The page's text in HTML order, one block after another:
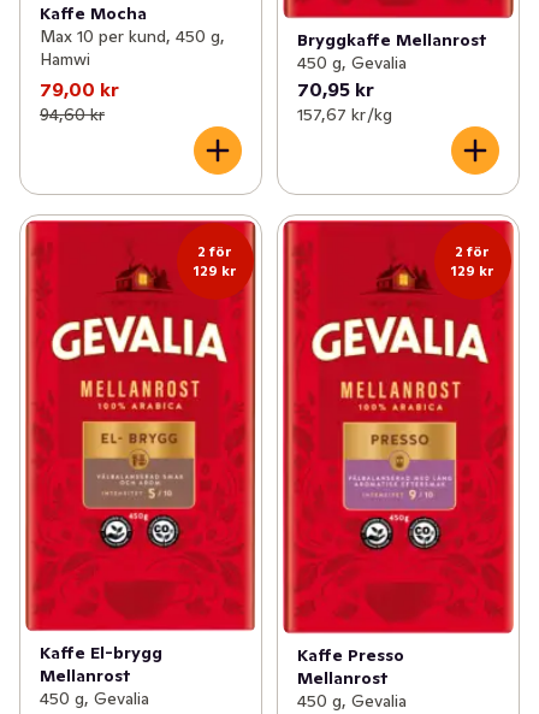
Kaffe Mocha
Max 10 per kund, 450 g,
Hamwi
79,00 kr
94,60 kr
Bryggkaffe Mellanrost
450 g, Gevalia
70,95 kr
157,67 kr /kg
2 för
129 kr
Kaffe El-brygg
Mellanrost
450 g, Gevalia
2 för
129 kr
Kaffe Presso
Mellanrost
450 g, Gevalia